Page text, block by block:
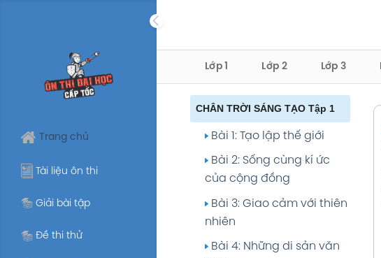
Trang chủ
Tài liệu ôn thi
Giải bài tập
Đề thi thử
Lớp 1 Lớp 2 Lớp 3
CHÂN TRỜI SÁNG TẠO Tập 1
Bài 1: Tạo lập thế giới
Bài 2: Sống cùng kí ức
của cộng đồng
Bài 3: Giao cảm với thiên
nhiên
Bài 4: Những di sản văn